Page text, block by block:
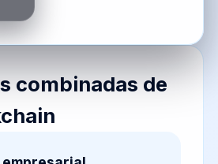
combinadas de